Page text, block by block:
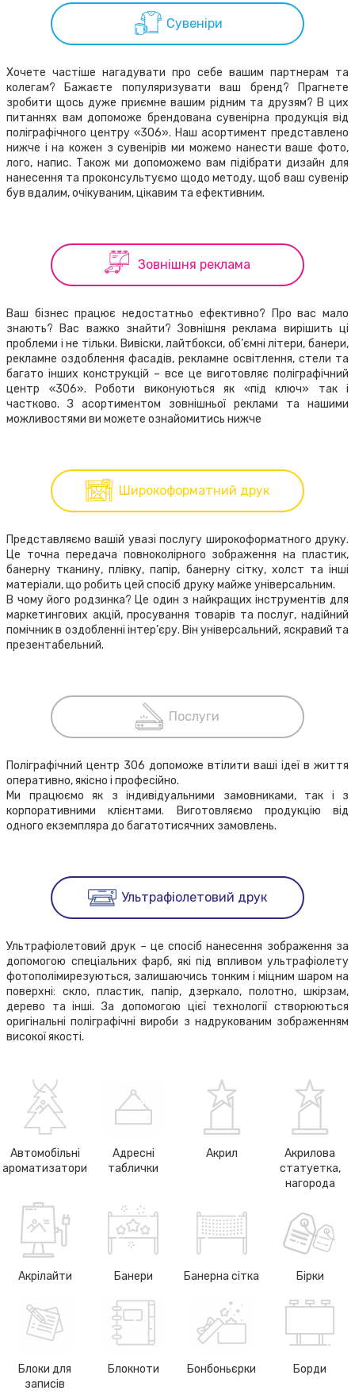
Сувеніри
Хочете частіше нагадувати про себе вашим партнерам та
колегам? Бажаєте популяризувати ваш бренд? Прагнете
зробити щось дуже приємне вашим рідним та друзям? В цих
питаннях вам допоможе брендована сувенірна продукція від
поліграфічного центру «306». Наш асортимент представлено
нижче і на кожен з сувенірів ми можемо нанести ваше фото,
лого, напис. Також ми допоможемо вам підібрати дизайн для
нанесення та проконсультуємо щодо методу, щоб ваш сувенір
був вдалим, очікуваним, цікавим та ефективним.
Зовнішня реклама
Ваш бізнес працює недостатньо ефективно? Про вас мало
знають? Вас важко знайти? Зовнішня реклама вирішить ці
проблеми і не тільки. Вивіски, лайтбокси, об’ємні літери, банери,
рекламне оздоблення фасадів, рекламне освітлення, стели та
багато інших конструкцій – все це виготовляє поліграфічний
центр «306». Роботи виконуються як «під ключ» так і
частково. З асортиментом зовнішньої реклами та нашими
можливостями ви можете ознайомитись нижче
Широкоформатний друк
Представляємо вашій увазі послугу широкоформатного друку.
Це точна передача повноколірного зображення на пластик,
банерну тканину, плівку, папір, банерну сітку, холст та інші
матеріали, що робить цей спосіб друку майже універсальним.
В чому його родзинка? Це один з найкращих інструментів для
маркетингових акцій, просування товарів та послуг, надійний
помічник в оздобленні інтер’єру. Він універсальний, яскравий та
презентабельний.
Послуги
Поліграфічний центр 306 допоможе втілити ваші ідеї в життя
оперативно, якісно і професійно.
Ми працюємо як з індивідуальними замовниками, так і з
корпоративними клієнтами. Виготовляємо продукцію від
одного екземпляра до багатотисячних замовлень.
Ультрафіолетовий друк
Ультрафіолетовий друк – це спосіб нанесення зображення за
допомогою спеціальних фарб, які під впливом ультрафіолету
фотополімирезуються, залишаючись тонким і міцним шаром на
поверхні: скло, пластик, папір, дзеркало, полотно, шкірзам,
дерево та інші. За допомогою цієї технології створюються
оригінальні поліграфічні вироби з надрукованим зображенням
високої якості.
Автомобільні
ароматизатори
Адресні
таблички
Акрил
Акрилова
статуетка,
нагорода
Акрілайти Банери Банерна сітка Бірки
Блоки для
записів
Блокноти Бонбоньєрки Борди